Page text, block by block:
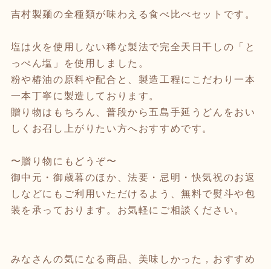
吉村製麺の全種類が味わえる食べ比べセットです。
塩は火を使用しない稀な製法で完全天日干しの「と
っぺん塩」を使用しました。
粉や椿油の原料や配合と、製造工程にこだわり一本
一本丁寧に製造しております。
贈り物はもちろん、普段から五島手延うどんをおい
しくお召し上がりたい方へおすすめです。
〜贈り物にもどうぞ〜
御中元・御歳暮のほか、法要・忌明・快気祝のお返
しなどにもご利用いただけるよう、無料で熨斗や包
装を承っております。お気軽にご相談ください。
みなさんの気になる商品、美味しかった，おすすめ